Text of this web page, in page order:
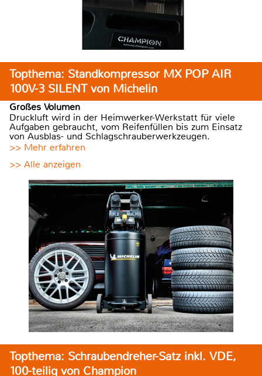
Topthema: Standkompressor MX POP AIR
100V-3 SILENT von Michelin
Großes Volumen
Druckluft wird in der Heimwerker-Werkstatt für viele
Aufgaben gebraucht, vom Reifenfüllen bis zum Einsatz
von Ausblas- und Schlagschrauberwerkzeugen.
>> Mehr erfahren
>> Alle anzeigen
Topthema: Schraubendreher-Satz inkl. VDE,
100-teilig von Champion